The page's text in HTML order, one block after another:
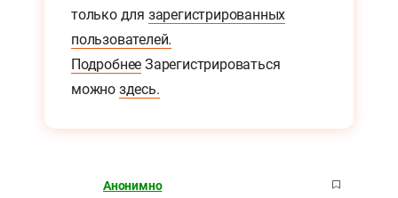
только для зарегистрированных
пользователей.
Подробнее Зарегистрироваться
можно здесь.
Анонимно